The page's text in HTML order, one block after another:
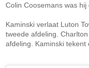
Colin Coosemans was hij
Kaminski verlaat Luton
tweede afdeling.
afdeling. Kaminski tekent